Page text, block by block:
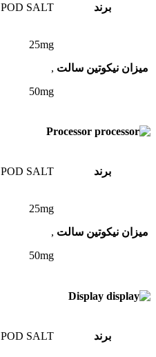
برند POD SALT
میزان نیکوتین سالت
25mg
,
50mg
Processor
برند POD SALT
میزان نیکوتین سالت
25mg
,
50mg
Display
برند POD SALT